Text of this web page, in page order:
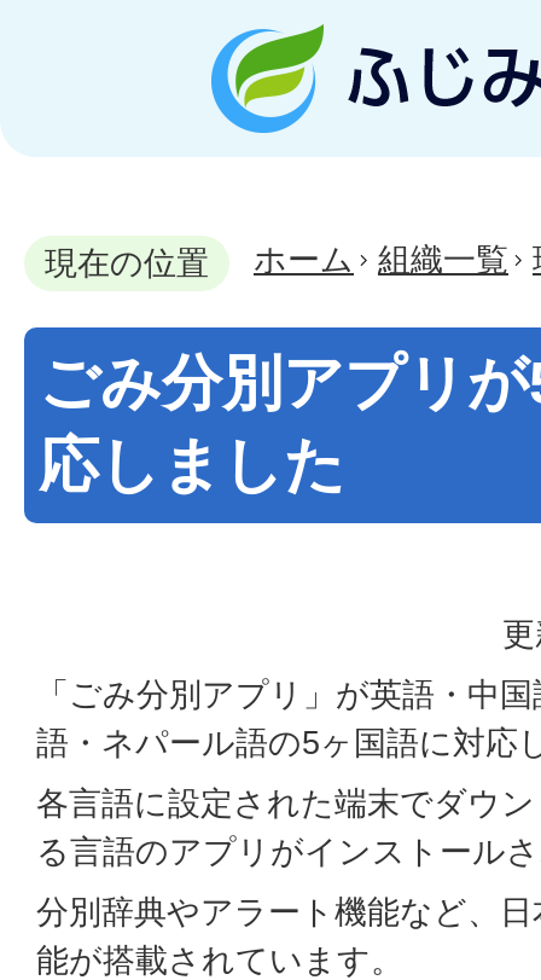
現在の位置 ホーム 組織一覧
ごみ分別アプリ
応しました
「ごみ分別アプリ」が英語・中
語・ネパール語の5ヶ国語に対応
各言語に設定された端末でダウ
る言語のアプリがインストール
分別辞典やアラート機能など、
能が搭載されています。